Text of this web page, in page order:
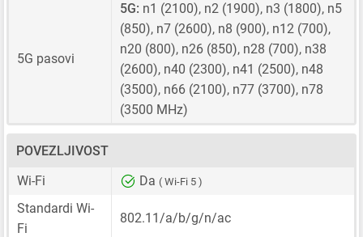
5G pasovi
5G: n1 (2100), n2 (1900), n3 (1800), n5
(850), n7 (2600), n8 (900), n12 (700),
n20 (800), n26 (850), n28 (700), n38
(2600), n40 (2300), n41 (2500), n48
(3500), n66 (2100), n77 (3700), n78
(3500 MHz)
POVEZLJIVOST
Wi-Fi
Da ( Wi-Fi 5 )
Standardi Wi-
Fi
802.11/a/b/g/n/ac